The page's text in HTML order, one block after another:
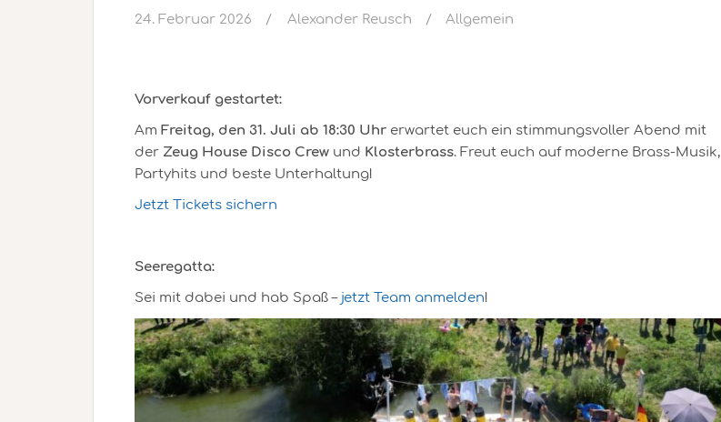
24. Februar 2026 Alexander Reusch Allgemein
Vorverkauf gestartet:
Am Freitag, den 31. Juli ab 18:30 Uhr erwartet euch ein stimmungsvoller Abend mit
der Zeug House Disco Crew und Klosterbrass. Freut euch auf moderne Brass-Musik,
Partyhits und beste Unterhaltung!
Jetzt Tickets sichern
Seeregatta:
Sei mit dabei und hab Spaß – jetzt Team anmelden!